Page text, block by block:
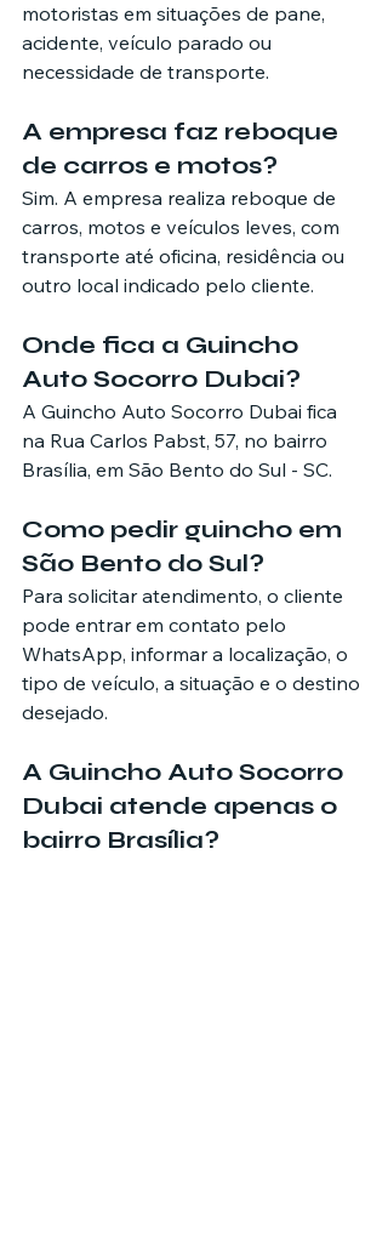
motoristas em situações de pane,
acidente, veículo parado ou
necessidade de transporte.
A empresa faz reboque
de carros e motos?
Sim. A empresa realiza reboque de
carros, motos e veículos leves, com
transporte até oficina, residência ou
outro local indicado pelo cliente.
Onde fica a Guincho
Auto Socorro Dubai?
A Guincho Auto Socorro Dubai fica
na Rua Carlos Pabst, 57, no bairro
Brasília, em São Bento do Sul - SC.
Como pedir guincho em
São Bento do Sul?
Para solicitar atendimento, o cliente
pode entrar em contato pelo
WhatsApp, informar a localização, o
tipo de veículo, a situação e o destino
desejado.
A Guincho Auto Socorro
Dubai atende apenas o
bairro Brasília?